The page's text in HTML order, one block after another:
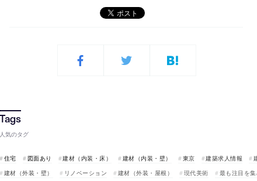
人気のタグ
住宅 図面あり 建材（内装・床） 建材（内装・壁） 東京 建築求人情報
建材（外装・壁）
リノベーション 建材（外装・屋根） 現代美術 最も注目を